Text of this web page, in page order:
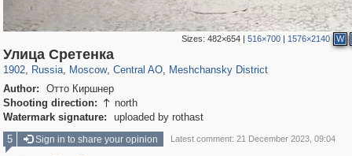
Sizes: 482×654| 516×700| 1576×2140 W
Улица Сретенка
1902, Russia
1,407,793
, Moscow
319,968 8,295
, Central AO
160,055
, Meshchansky District
Author:
Отто Киршнер
Shooting direction:  north
Watermark signature:
uploaded by rothast
5
Sign in to share your opinion Latest comment: 21 December 2023, 09:04